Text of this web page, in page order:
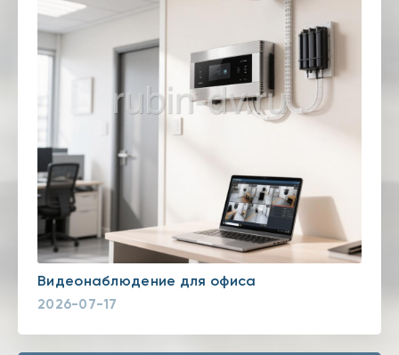
Видеонаблюдение для офиса
2026-07-17